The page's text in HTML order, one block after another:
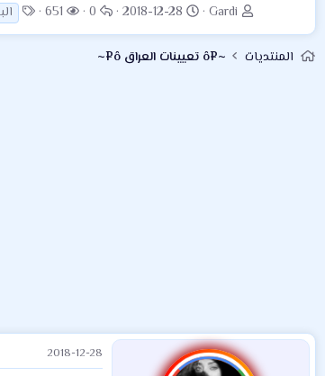
ب
ا
د
Gardi
ت
ا
ر
2018-12-28
ا
ل
0
ا
ل
651
ا
ل
المنتديات ~¤ô تعيينات العراق ô¤~
2018-12-28